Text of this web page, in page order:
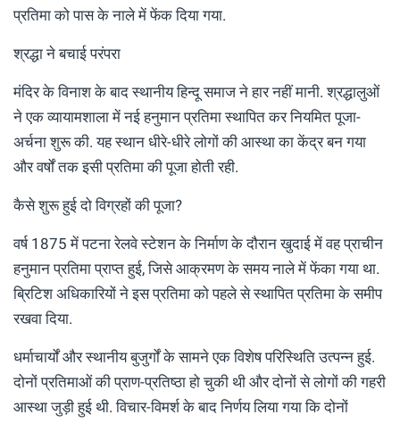
प्रतिमा को पास के नाले में फेंक दिया गया.
श्रद्धा ने बचाई परंपरा
मंदिर के विनाश के बाद स्थानीय हिन्दू समाज ने हार नहीं मानी. श्रद्धालुओं
ने एक व्यायामशाला में नई हनुमान प्रतिमा स्थापित कर नियमित पूजा-
अर्चना शुरू की. यह स्थान धीरे-धीरे लोगों की आस्था का केंद्र बन गया
और वर्षों तक इसी प्रतिमा की पूजा होती रही.
कैसे शुरू हुई दो विग्रहों की पूजा?
वर्ष 1875 में पटना रेलवे स्टेशन के निर्माण के दौरान खुदाई में वह प्राचीन
हनुमान प्रतिमा प्राप्त हुई, जिसे आक्रमण के समय नाले में फेंका गया था.
ब्रिटिश अधिकारियों ने इस प्रतिमा को पहले से स्थापित प्रतिमा के समीप
रखवा दिया.
धर्माचार्यों और स्थानीय बुजुर्गों के सामने एक विशेष परिस्थिति उत्पन्न हुई.
दोनों प्रतिमाओं की प्राण-प्रतिष्ठा हो चुकी थी और दोनों से लोगों की गहरी
आस्था जुड़ी हुई थी. विचार-विमर्श के बाद निर्णय लिया गया कि दोनों